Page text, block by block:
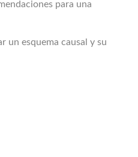
para una
un esquema causal y su